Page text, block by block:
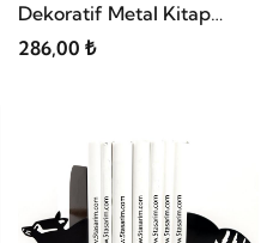
Dekoratif Metal Kitap
Desteği
286,00 ₺